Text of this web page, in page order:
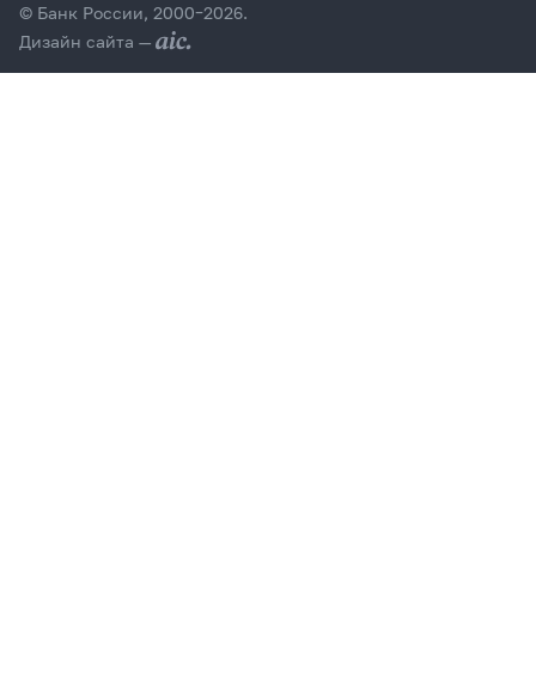
© Банк России, 2000–2026.
Дизайн сайта —